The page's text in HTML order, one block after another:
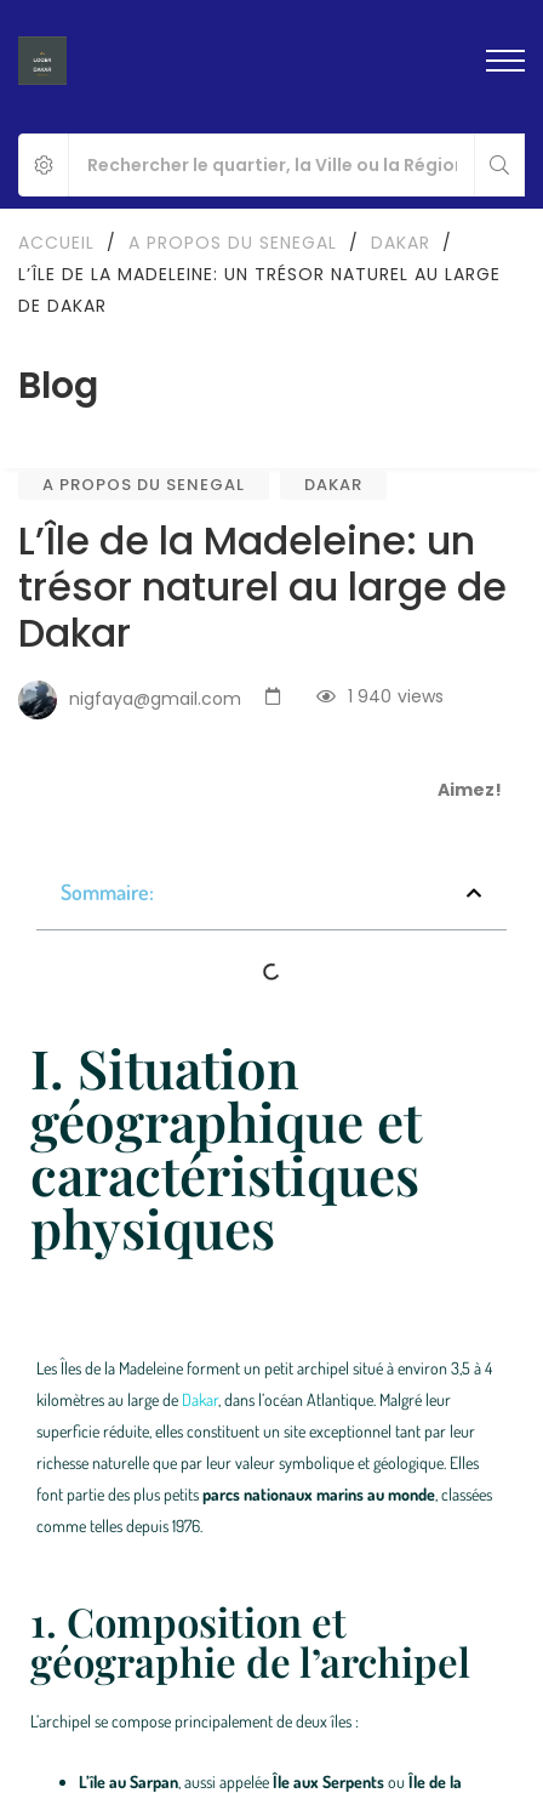
Blog
ACCUEIL / A PROPOS DU SENEGAL / DAKAR
/
L’ÎLE DE LA MADELEINE: UN TRÉSOR NATUREL AU LARGE
DE DAKAR
A PROPOS DU SENEGAL DAKAR
L’Île de la Madeleine: un
trésor naturel au large de
Dakar
nigfaya@gmail.com views
1 940
Aimez!
Sommaire:
I. Situation
géographique et
caractéristiques
physiques
Les Îles de la Madeleine forment un petit archipel situé à environ 3,5 à 4
kilomètres au large de Dakar, dans l’océan Atlantique. Malgré leur
superficie réduite, elles constituent un site exceptionnel tant par leur
richesse naturelle que par leur valeur symbolique et géologique. Elles
font partie des plus petitsparcs nationaux marins au monde , classées
comme telles depuis 1976.
1. Composition et
géographie de l’archipel
L’archipel se compose principalement de deux îles :
L’île au Sarpan , aussi appeléeÎle aux SerpentsouÎle de la